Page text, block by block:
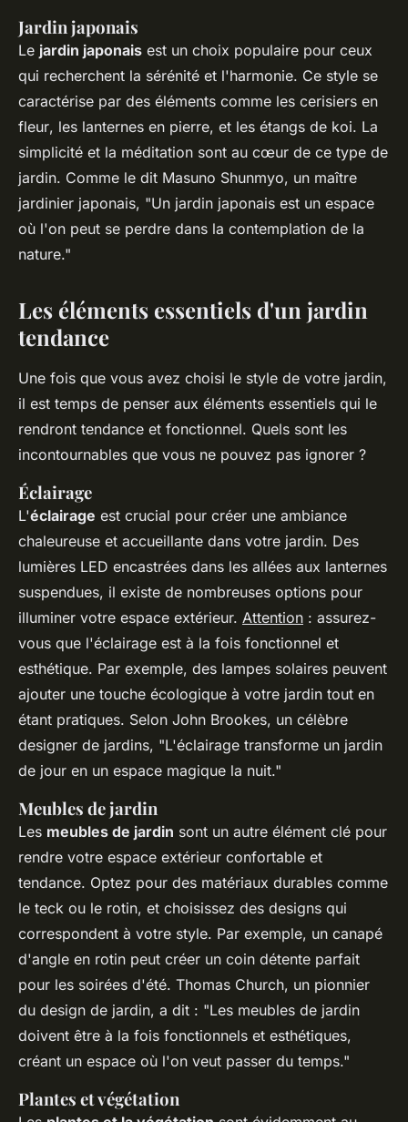
Jardin japonais
Le jardin japonais est un choix populaire pour ceux
qui recherchent la sérénité et l'harmonie. Ce style se
caractérise par des éléments comme les cerisiers en
fleur, les lanternes en pierre, et les étangs de koi. La
simplicité et la méditation sont au cœur de ce type de
jardin. Comme le dit Masuno Shunmyo, un maître
jardinier japonais, "Un jardin japonais est un espace
où l'on peut se perdre dans la contemplation de la
nature."
Les éléments essentiels d'un jardin
tendance
Une fois que vous avez choisi le style de votre jardin,
il est temps de penser aux éléments essentiels qui le
rendront tendance et fonctionnel. Quels sont les
incontournables que vous ne pouvez pas ignorer ?
Éclairage
L'éclairage est crucial pour créer une ambiance
chaleureuse et accueillante dans votre jardin. Des
lumières LED encastrées dans les allées aux lanternes
suspendues, il existe de nombreuses options pour
illuminer votre espace extérieur. Attention : assurez-
vous que l'éclairage est à la fois fonctionnel et
esthétique. Par exemple, des lampes solaires peuvent
ajouter une touche écologique à votre jardin tout en
étant pratiques. Selon John Brookes, un célèbre
designer de jardins, "L'éclairage transforme un jardin
de jour en un espace magique la nuit."
Meubles de jardin
Les meubles de jardin sont un autre élément clé pour
rendre votre espace extérieur confortable et
tendance. Optez pour des matériaux durables comme
le teck ou le rotin, et choisissez des designs qui
correspondent à votre style. Par exemple, un canapé
d'angle en rotin peut créer un coin détente parfait
pour les soirées d'été. Thomas Church, un pionnier
du design de jardin, a dit : "Les meubles de jardin
doivent être à la fois fonctionnels et esthétiques,
créant un espace où l'on veut passer du temps."
Plantes et végétation